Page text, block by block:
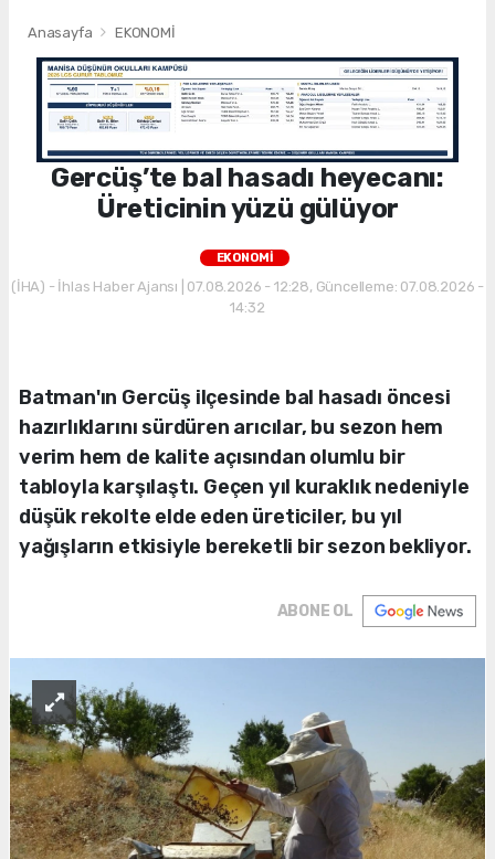
Anasayfa EKONOMİ
Gercüş’te bal hasadı heyecanı:
Üreticinin yüzü gülüyor
EKONOMİ
(İHA) - İhlas Haber Ajansı | 07.08.2026 - 12:28, Güncelleme: 07.08.2026 -
14:32
Batman'ın Gercüş ilçesinde bal hasadı öncesi
hazırlıklarını sürdüren arıcılar, bu sezon hem
verim hem de kalite açısından olumlu bir
tabloyla karşılaştı. Geçen yıl kuraklık nedeniyle
düşük rekolte elde eden üreticiler, bu yıl
yağışların etkisiyle bereketli bir sezon bekliyor.
ABONE OL